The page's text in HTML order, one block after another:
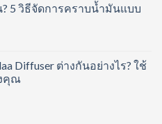
5 วิธีจัดการคราบน้ำมันแบบ
Diffuser ต่างกันอย่างไร? ใช้
คุณ